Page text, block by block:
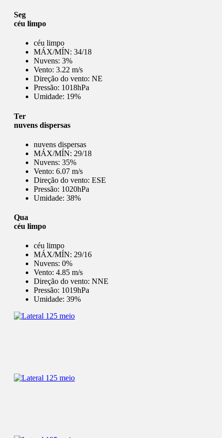
Seg
céu limpo
céu limpo
MÁX/MÍN: 34/18
Nuvens: 3%
Vento: 3.22 m/s
Direção do vento: NE
Pressão: 1018hPa
Umidade: 19%
Ter
nuvens dispersas
nuvens dispersas
MÁX/MÍN: 29/18
Nuvens: 35%
Vento: 6.07 m/s
Direção do vento: ESE
Pressão: 1020hPa
Umidade: 38%
Qua
céu limpo
céu limpo
MÁX/MÍN: 29/16
Nuvens: 0%
Vento: 4.85 m/s
Direção do vento: NNE
Pressão: 1019hPa
Umidade: 39%